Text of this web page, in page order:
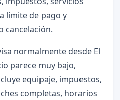
límite de pago y
cancelación.
normalmente desde El
parece muy bajo,
equipaje, impuestos,
completas, horarios